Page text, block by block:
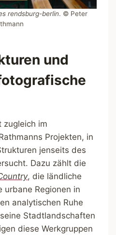
rendsburg-berlin. © Peter
und
zugleich im
Projekten, in
jenseits des
Dazu zählt die
, die ländliche
urbane Regionen in
analytischen Ruhe
Stadtlandschaften
diese Werkgruppen